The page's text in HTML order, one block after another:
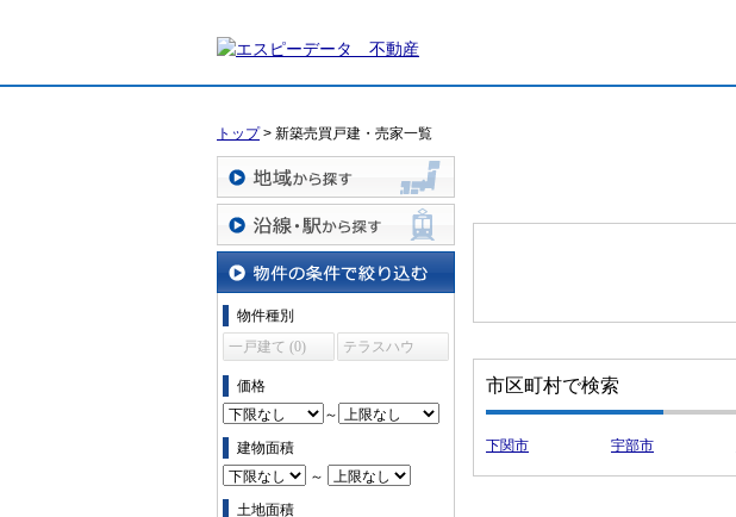
トップ> 新築売買戸建・売家一覧
地域から探す
沿線・駅から探す
物件の条件で絞り込む
物件種別
一戸建て (0)
テラスハウ
価格
～
建物面積
～
土地面積
市区町村で検索
下関市 宇部市